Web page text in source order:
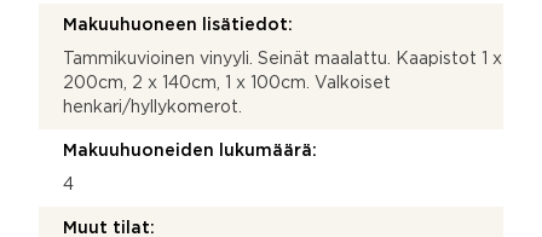
Makuuhuoneen lisätiedot:
Tammikuvioinen vinyyli. Seinät maalattu. Kaapistot 1 x
200cm, 2 x 140cm, 1 x 100cm. Valkoiset
henkari/hyllykomerot.
Makuuhuoneiden lukumäärä:
4
Muut tilat: